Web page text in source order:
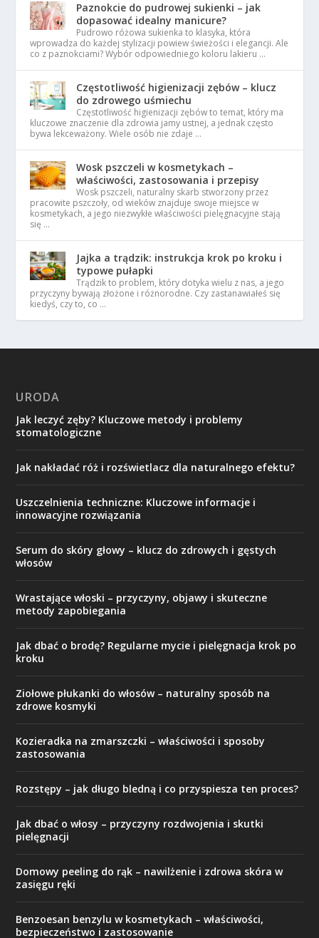
Paznokcie do pudrowej sukienki – jak
dopasować idealny manicure?
Pudrowo różowa sukienka to klasyka, która
wprowadza do każdej stylizacji powiew świeżości i elegancji. Ale
co z paznokciami? Wybór odpowiedniego koloru lakieru …
Częstotliwość higienizacji zębów – klucz
do zdrowego uśmiechu
Częstotliwość higienizacji zębów to temat, który ma
kluczowe znaczenie dla zdrowia jamy ustnej, a jednak często
bywa lekceważony. Wiele osób nie zdaje …
Wosk pszczeli w kosmetykach –
właściwości, zastosowania i przepisy
Wosk pszczeli, naturalny skarb stworzony przez
pracowite pszczoły, od wieków znajduje swoje miejsce w
kosmetykach, a jego niezwykłe właściwości pielęgnacyjne stają
się …
Jajka a trądzik: instrukcja krok po kroku i
typowe pułapki
Trądzik to problem, który dotyka wielu z nas, a jego
przyczyny bywają złożone i różnorodne. Czy zastanawiałeś się
kiedyś, czy to, co …
URODA
Jak leczyć zęby? Kluczowe metody i problemy
stomatologiczne
Jak nakładać róż i rozświetlacz dla naturalnego efektu?
Uszczelnienia techniczne: Kluczowe informacje i
innowacyjne rozwiązania
Serum do skóry głowy – klucz do zdrowych i gęstych
włosów
Wrastające włoski – przyczyny, objawy i skuteczne
metody zapobiegania
Jak dbać o brodę? Regularne mycie i pielęgnacja krok po
kroku
Ziołowe płukanki do włosów – naturalny sposób na
zdrowe kosmyki
Kozieradka na zmarszczki – właściwości i sposoby
zastosowania
Rozstępy – jak długo bledną i co przyspiesza ten proces?
Jak dbać o włosy – przyczyny rozdwojenia i skutki
pielęgnacji
Domowy peeling do rąk – nawilżenie i zdrowa skóra w
zasięgu ręki
Benzoesan benzylu w kosmetykach – właściwości,
bezpieczeństwo i zastosowanie